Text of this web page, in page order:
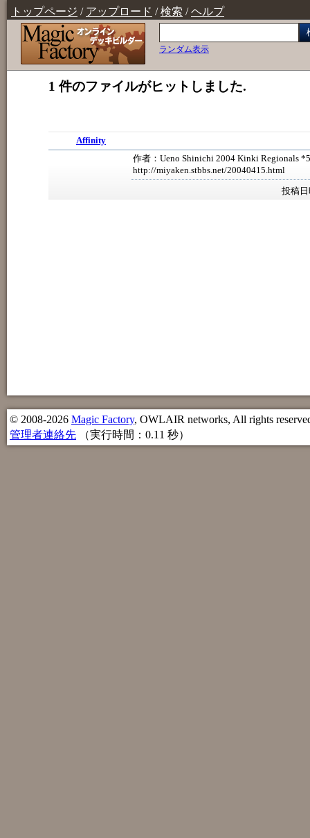
トップページ / アップロード /検索 /ヘルプ
ランダム表示
1 件のファイルがヒットしました.
Affinity
作者：Ueno Shinichi 2004 Kinki Regionals
http://miyaken.stbbs.net/20040415.html
投稿
© 2008-2026 Magic Factory, OWLAIR networks, All rights
管理者連絡先 （実行時間：0.11 秒）